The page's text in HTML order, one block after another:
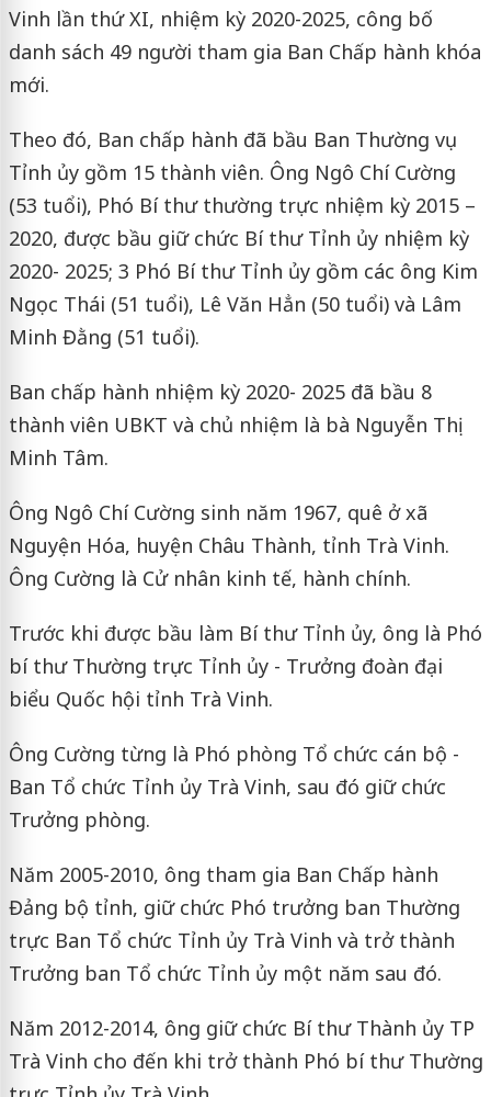
Vinh lần thứ XI, nhiệm kỳ 2020-2025, công bố
danh sách 49 người tham gia Ban Chấp hành khóa
mới.
Theo đó, Ban chấp hành đã bầu Ban Thường vụ
Tỉnh ủy gồm 15 thành viên. Ông Ngô Chí Cường
(53 tuổi), Phó Bí thư thường trực nhiệm kỳ 2015 –
2020, được bầu giữ chức Bí thư Tỉnh ủy nhiệm kỳ
2020- 2025; 3 Phó Bí thư Tỉnh ủy gồm các ông Kim
Ngọc Thái (51 tuổi), Lê Văn Hẳn (50 tuổi) và Lâm
Minh Đằng (51 tuổi).
Ban chấp hành nhiệm kỳ 2020- 2025 đã bầu 8
thành viên UBKT và chủ nhiệm là bà Nguyễn Thị
Minh Tâm.
Ông Ngô Chí Cường sinh năm 1967, quê ở xã
Nguyện Hóa, huyện Châu Thành, tỉnh Trà Vinh.
Ông Cường là Cử nhân kinh tế, hành chính.
Trước khi được bầu làm Bí thư Tỉnh ủy, ông là Phó
bí thư Thường trực Tỉnh ủy - Trưởng đoàn đại
biểu Quốc hội tỉnh Trà Vinh.
Ông Cường từng là Phó phòng Tổ chức cán bộ -
Ban Tổ chức Tỉnh ủy Trà Vinh, sau đó giữ chức
Trưởng phòng.
Năm 2005-2010, ông tham gia Ban Chấp hành
Đảng bộ tỉnh, giữ chức Phó trưởng ban Thường
trực Ban Tổ chức Tỉnh ủy Trà Vinh và trở thành
Trưởng ban Tổ chức Tỉnh ủy một năm sau đó.
Năm 2012-2014, ông giữ chức Bí thư Thành ủy TP
Trà Vinh cho đến khi trở thành Phó bí thư Thường